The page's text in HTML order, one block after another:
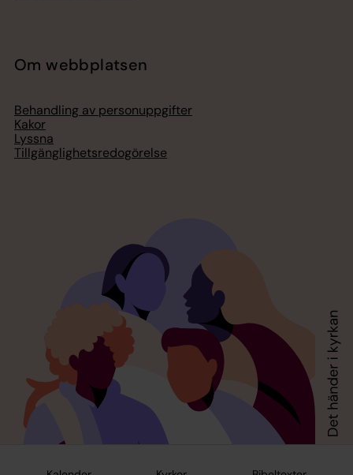
Om webbplatsen
Behandling av personuppgifter
Kakor
Lyssna
Tillgänglighetsredogörelse